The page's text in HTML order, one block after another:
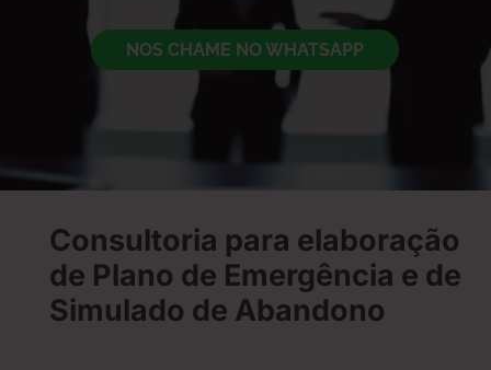
NOS CHAME NO WHATSAPP
Consultoria para elaboração
de Plano de Emergência e de
Simulado de Abandono